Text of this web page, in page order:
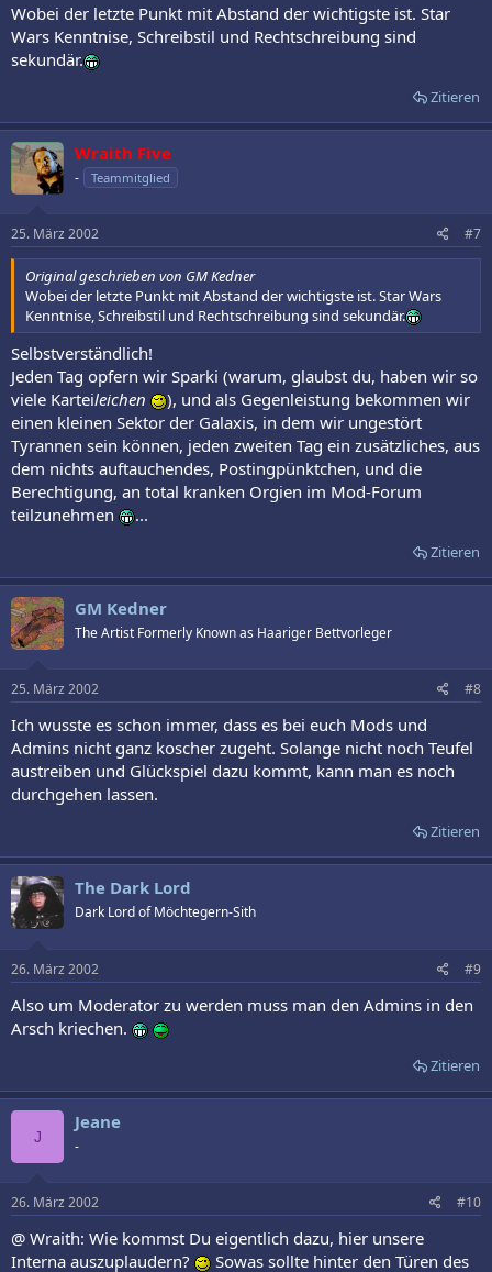
Wobei der letzte Punkt mit Abstand der wichtigste ist. Star
Wars Kenntnise, Schreibstil und Rechtschreibung sind
sekundär.
Zitieren
Wraith Five
- Teammitglied
25. März 2002 #7
Original geschrieben von GM Kedner
Wobei der letzte Punkt mit Abstand der wichtigste ist. Star Wars
Kenntnise, Schreibstil und Rechtschreibung sind sekundär.
Selbstverständlich!
Jeden Tag opfern wir Sparki (warum, glaubst du, haben wir so
viele Karteileichen
), und als Gegenleistung bekommen wir
einen kleinen Sektor der Galaxis, in dem wir ungestört
Tyrannen sein können, jeden zweiten Tag ein zusätzliches, aus
dem nichts auftauchendes, Postingpünktchen, und die
Berechtigung, an total kranken Orgien im Mod-Forum
teilzunehmen
...
Zitieren
GM Kedner
The Artist Formerly Known as Haariger Bettvorleger
25. März 2002 #8
Ich wusste es schon immer, dass es bei euch Mods und
Admins nicht ganz koscher zugeht. Solange nicht noch Teufel
austreiben und Glückspiel dazu kommt, kann man es noch
durchgehen lassen.
Zitieren
The Dark Lord
Dark Lord of Möchtegern-Sith
26. März 2002 #9
Also um Moderator zu werden muss man den Admins in den
Arsch kriechen.
Zitieren
J
Jeane
-
26. März 2002 #10
@ Wraith: Wie kommst Du eigentlich dazu, hier unsere
Interna auszuplaudern?
Sowas sollte hinter den Türen des